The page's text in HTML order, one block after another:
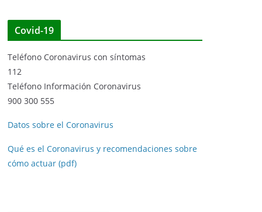
Covid-19
Teléfono Coronavirus con síntomas
112
Teléfono Información Coronavirus
900 300 555
Datos sobre el Coronavirus
Qué es el Coronavirus y recomendaciones sobre
cómo actuar (pdf)